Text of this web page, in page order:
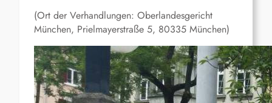
(Ort der Verhandlungen: Oberlandesgericht
München, Prielmayerstraße 5, 80335 München)